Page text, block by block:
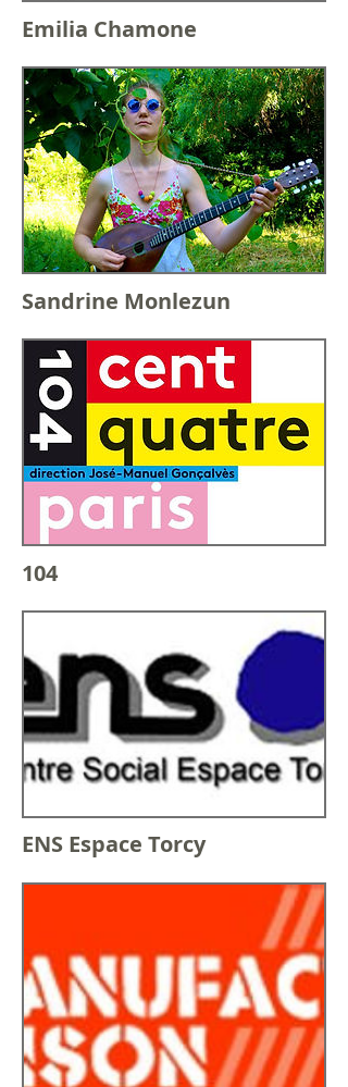
Emilia Chamone
Sandrine Monlezun
104
ENS Espace Torcy